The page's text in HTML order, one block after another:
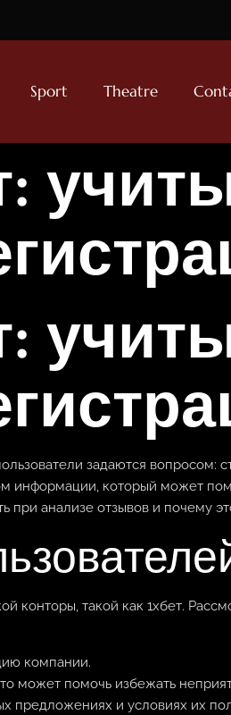
Sport Theatre
задаются вопросом:
информации, который может
при анализе отзывов и почему
конторы, такой как 1хбет.
компании.
может помочь избежать
предложениях и условиях их